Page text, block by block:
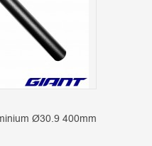
Ø30.9 400mm